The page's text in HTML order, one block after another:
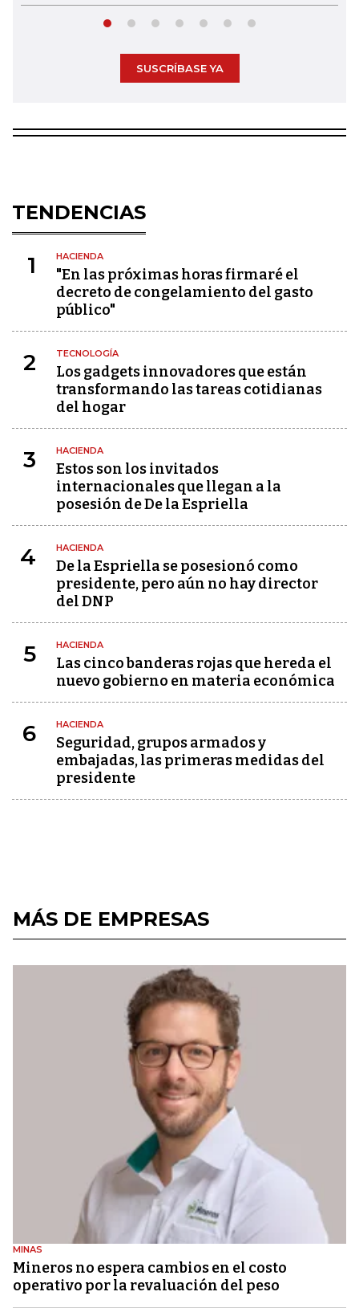
SUSCRÍBASE YA
TENDENCIAS
1 HACIENDA
"En las próximas horas firmaré el
decreto de congelamiento del gasto
público"
2 TECNOLOGÍA
Los gadgets innovadores que están
transformando las tareas cotidianas
del hogar
3 HACIENDA
Estos son los invitados
internacionales que llegan a la
posesión de De la Espriella
4 HACIENDA
De la Espriella se posesionó como
presidente, pero aún no hay director
del DNP
5 HACIENDA
Las cinco banderas rojas que hereda el
nuevo gobierno en materia económica
6 HACIENDA
Seguridad, grupos armados y
embajadas, las primeras medidas del
presidente
MÁS DE EMPRESAS
MINAS
Mineros no espera cambios en el costo
operativo por la revaluación del peso